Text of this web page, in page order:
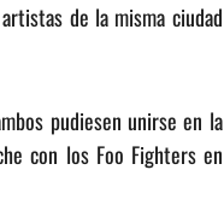
de la misma ciudad
pudiesen unirse en la
con los Foo Fighters en